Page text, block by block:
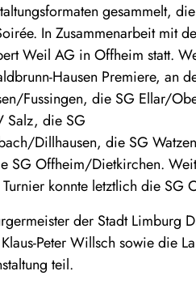
gesammelt,
In Zusammenarbeit mit
Weil AG in Offheim statt.
Hausen Premiere, an
Fussingen, die SG Ellar/
Salz, die SG
Dillhausen, die SG
SG Offheim/Dietkirchen.
konnte letztlich die
der Stadt Limburg
Peter Willsch sowie die
teil.